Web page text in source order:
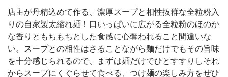
店主が丹精込めて作る、濃厚スープと相性抜群な全粒粉入
りの自家製太縮れ麺！口いっぱいに広がる全粒粉のほのか
な香りともちもちとした食感に心奪われること間違いな
い。スープとの相性はさることながら麺だけでもその旨味
を十分感じられるので、まずは麺だけでひとすすりしそれ
からスープにくぐらせて食べる、つけ麺の楽しみ方をぜひ